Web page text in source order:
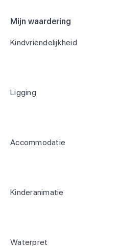
Mijn waardering
Kindvriendelijkheid
Ligging
Accommodatie
Kinderanimatie
Waterpret